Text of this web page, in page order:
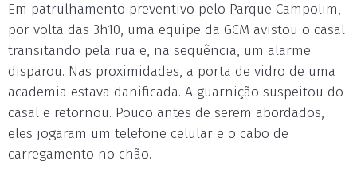
Em patrulhamento preventivo pelo Parque Campolim,
por volta das 3h10, uma equipe da GCM avistou o casal
transitando pela rua e, na sequência, um alarme
disparou. Nas proximidades, a porta de vidro de uma
academia estava danificada. A guarnição suspeitou do
casal e retornou. Pouco antes de serem abordados,
eles jogaram um telefone celular e o cabo de
carregamento no chão.